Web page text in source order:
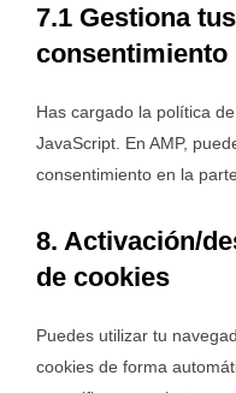
7.1 Gestiona
consentimiento
Has cargado la política
JavaScript. En AMP,
consentimiento en la
8. Activación/
de cookies
Puedes utilizar tu
cookies de forma